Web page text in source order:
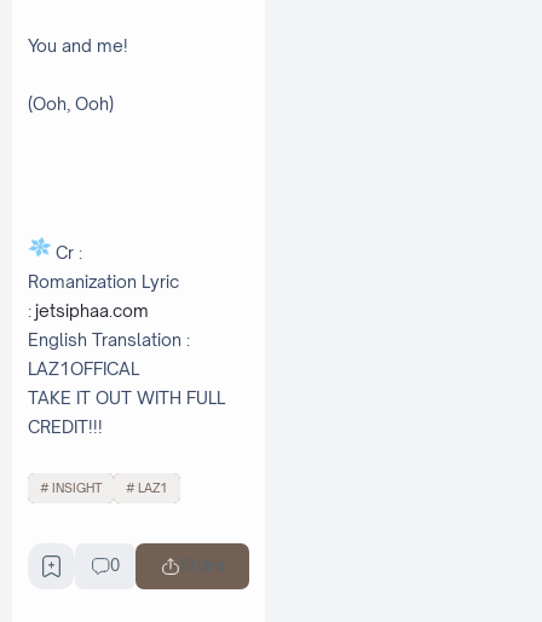
You and me!
(Ooh, Ooh)
Cr :
Romanization Lyric
:jetsiphaa.com
English Translation :
LAZ1OFFICAL
TAKE IT OUT WITH FULL
CREDIT!!!
INSIGHT LAZ1
0 Share